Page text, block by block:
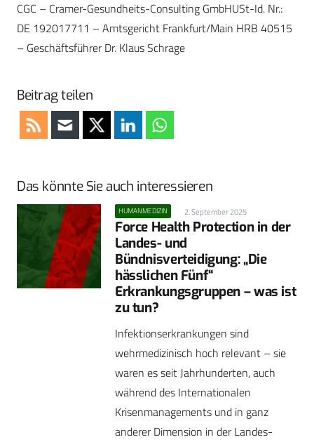
CGC – Cramer-Gesundheits-Consulting GmbHUSt-Id. Nr.:
DE 192017711 – Amtsgericht Frankfurt/Main HRB 40515
– Geschäftsführer Dr. Klaus Schrage
Beitrag teilen
Das könnte Sie auch interessieren
HUMANMEDIZIN 2. September 2025
Force Health Protection in der
Landes- und
Bündnisverteidigung: „Die
hässlichen Fünf“
Erkrankungsgruppen – was ist
zu tun?
Infektionserkrankungen sind
wehrmedizinisch hoch relevant – sie
waren es seit Jahrhunderten, auch
während des Internationalen
Krisenmanagements und in ganz
anderer Dimension in der Landes-